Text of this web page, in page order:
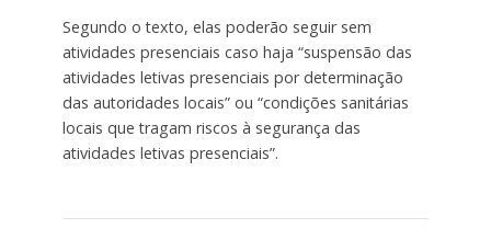
Segundo o texto, elas poderão seguir sem
atividades presenciais caso haja “suspensão das
atividades letivas presenciais por determinação
das autoridades locais” ou “condições sanitárias
locais que tragam riscos à segurança das
atividades letivas presenciais”.